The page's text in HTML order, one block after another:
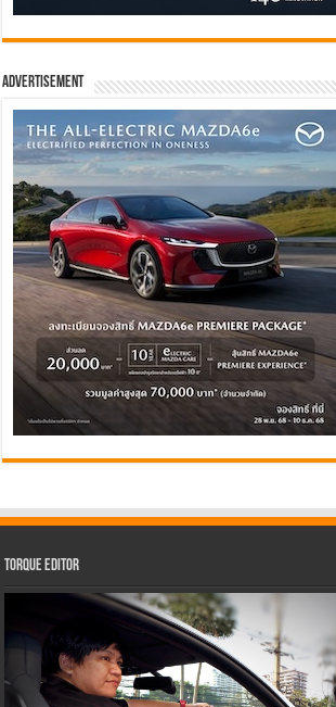
Advertisement
Torque Editor